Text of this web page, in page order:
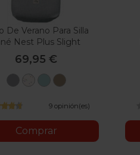
De Verano Para Silla
Nest Plus Slight
69,95 €
Grey
U72U85
9 opinión(es)
Comprar